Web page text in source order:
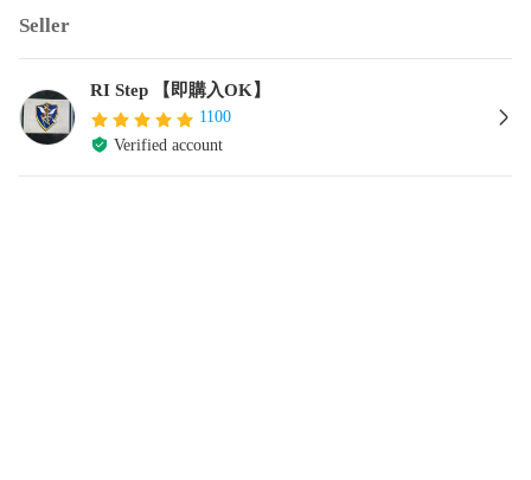
Seller
RI Step 【即購入OK】
1100
Verified account